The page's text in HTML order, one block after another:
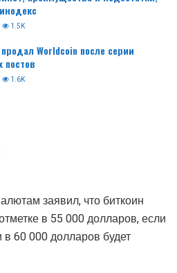
1.5K
Worldcoin после серии
постов
1.6K
заявил, что биткоин
в 55 000 долларов, если
60 000 долларов будет